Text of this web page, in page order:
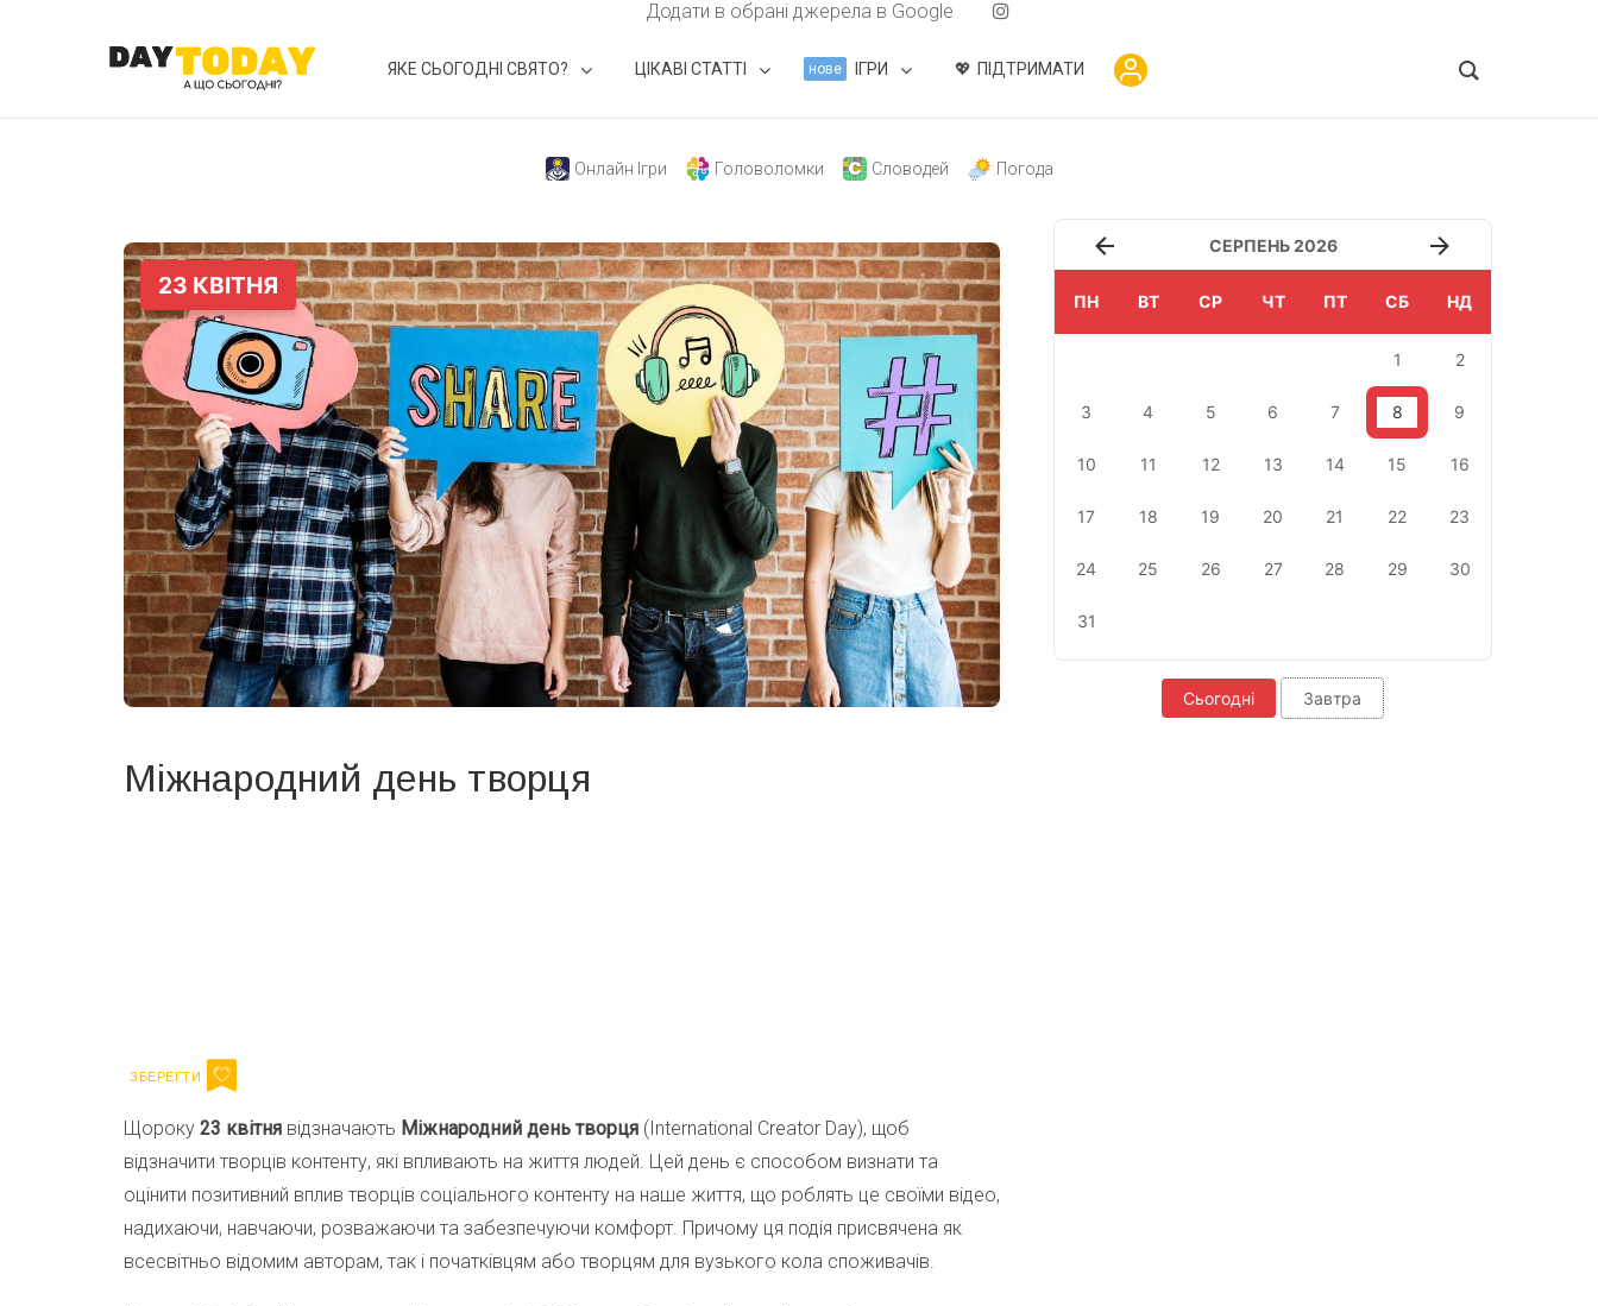
Додати в обрані джерела в Google
ЯКЕ СЬОГОДНІ СВЯТО? ЦІКАВІ СТАТТІ нове ІГРИ ПІДТРИМАТИ
Онлайн Ігри Головоломки Словодей Погода
Міжнародний день творця
Щороку 23 квітня відзначають Міжнародний день творця (International Creator Day), щоб
відзначити творців контенту, які впливають на життя людей. Цей день є способом визнати та
оцінити позитивний вплив творців соціального контенту на наше життя, що роблять це своїми відео,
надихаючи, навчаючи, розважаючи та забезпечуючи комфорт. Причому ця подія присвячена як
всесвітньо відомим авторам, так і початківцям або творцям для вузького кола споживачів.
СЕРПЕНЬ 2026
ПН ВТ СР ЧТ ПТ СБ НД
1 2
3 4 5 6 7 8 9
10 11 12 13 14 15 16
17 18 19 20 21 22 23
24 25 26 27 28 29 30
31
Сьогодні Завтра